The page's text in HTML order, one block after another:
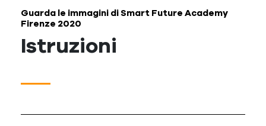
Guarda le immagini di Smart Future Academy
Firenze 2020
Istruzioni